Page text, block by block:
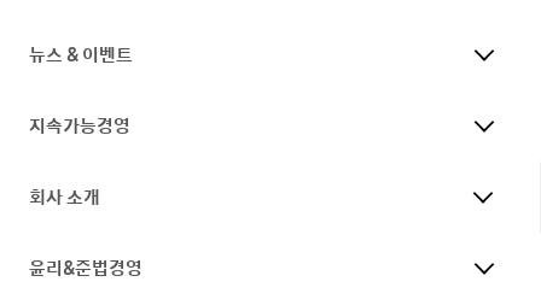
뉴스 & 이벤트
지속가능경영
회사 소개
윤리&준법경영